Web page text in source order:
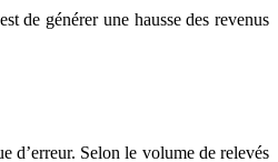
de générer une hausse des revenus
d’erreur. Selon le volume de relevés